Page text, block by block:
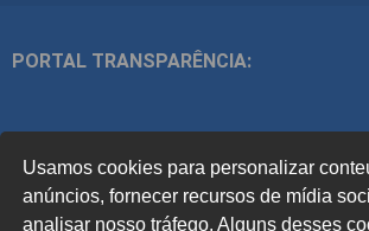
PORTAL TRANSPARÊNCIA:
ACOMPANHE
Usamos cookies para personalizar
anúncios, fornecer recursos de mídia
analisar nosso tráfego. Alguns desses